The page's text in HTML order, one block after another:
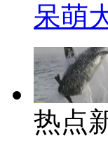
呆萌
热点